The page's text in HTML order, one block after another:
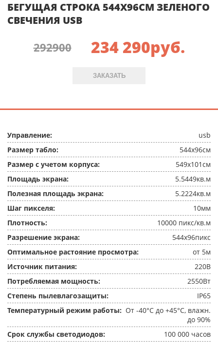
БЕГУЩАЯ СТРОКА 544X96СМ ЗЕЛЕНОГО
СВЕЧЕНИЯ USB
292900 234 290руб.
ЗАКАЗАТЬ
Управление:
usb
Размер табло:
544x96см
Размер с учетом корпуса:
549x101см
Площадь экрана:
5.5449кв.м
Полезная площадь экрана:
5.2224кв.м
Шаг пикселя:
10мм
Плотность:
10000 пикс/кв.м
Разрешение экрана:
544x96пикс
Оптимальное растояние просмотра:
от 5м
Источник питания:
220В
Потребляемая мощность:
2550Вт
Степень пылевлагозащиты:
IP65
Температурный режим работы: От -40°C до +45°C, влажн.
до 90%
Срок службы светодиодов:
100 000 часов